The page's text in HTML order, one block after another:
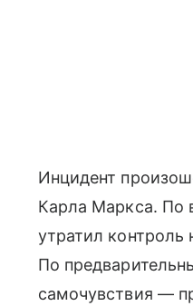
Инцидент
Карла Маркса. По
утратил контроль
По
самочувствия —